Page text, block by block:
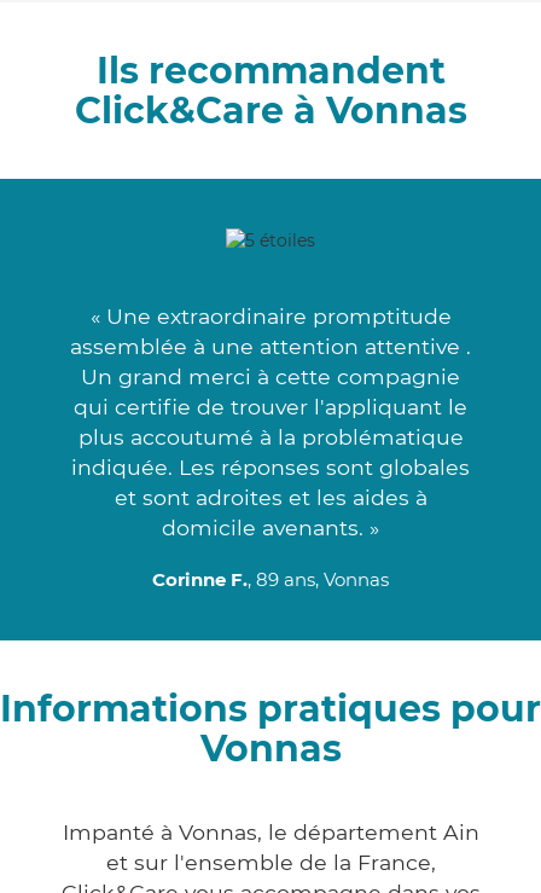
Ils recommandent
Click&Care à Vonnas
« Une extraordinaire promptitude
assemblée à une attention attentive .
Un grand merci à cette compagnie
qui certifie de trouver l'appliquant le
plus accoutumé à la problématique
indiquée. Les réponses sont globales
et sont adroites et les aides à
domicile avenants. »
Corinne F., 89 ans, Vonnas
Informations pratiques pour
Vonnas
Impanté à Vonnas, le département Ain
et sur l'ensemble de la France,